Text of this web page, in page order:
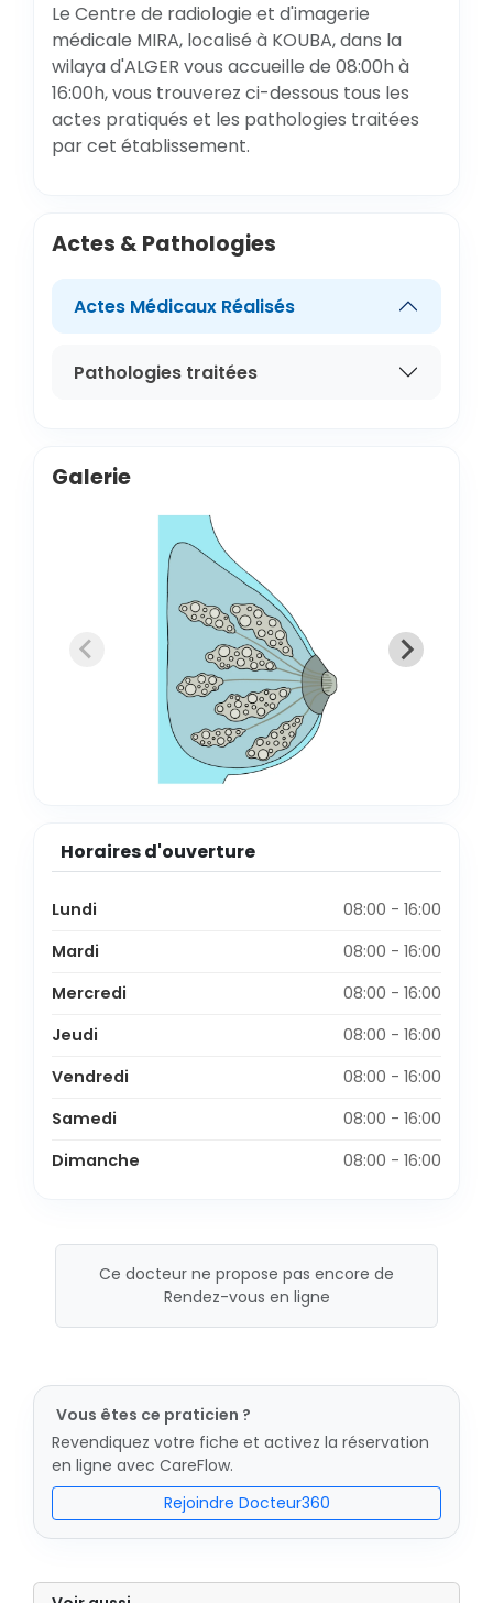
Le Centre de radiologie et d'imagerie
médicale MIRA, localisé à KOUBA, dans la
wilaya d'ALGER vous accueille de 08:00h à
16:00h, vous trouverez ci-dessous tous les
actes pratiqués et les pathologies traitées
par cet établissement.
Actes & Pathologies
Actes Médicaux Réalisés
Pathologies traitées
Galerie
Horaires d'ouverture
Lundi
08:00 - 16:00
Mardi
08:00 - 16:00
Mercredi
08:00 - 16:00
Jeudi
08:00 - 16:00
Vendredi
08:00 - 16:00
Samedi
08:00 - 16:00
Dimanche
08:00 - 16:00
Ce docteur ne propose pas encore de
Rendez-vous en ligne
Vous êtes ce praticien ?
Revendiquez votre fiche et activez la réservation
en ligne avec CareFlow.
Rejoindre Docteur360